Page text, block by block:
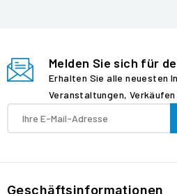
Melden Sie sich für
Erhalten Sie alle neuesten
Veranstaltungen, Verkäufen
Geschäftsinformationen